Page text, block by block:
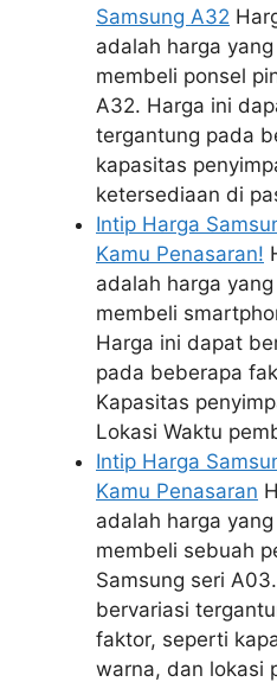
Samsung A32
adalah harga
membeli ponsel
A32. Harga ini
tergantung pada
kapasitas
ketersediaan di
Intip Harga
Kamu Penasaran!
adalah harga
membeli
Harga ini dapat
pada beberapa
Kapasitas
Lokasi Waktu
Intip Harga
Kamu Penasaran
adalah harga
membeli sebuah
Samsung seri
bervariasi
faktor, seperti
warna, dan lokasi